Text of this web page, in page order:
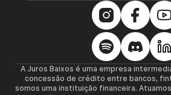
A Juros Baixos é uma empresa
concessão de crédito entre bancos,
somos uma instituição financeira.